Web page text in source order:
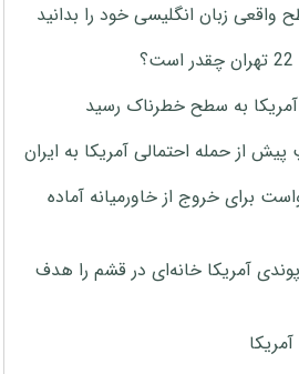
زبان انگلیسی خود را بدانید
به سطح خطرناک رسید
از حمله احتمالی آمریکا به ایران
برای خروج از خاورمیانه آماده
نیویورک‌تایمز: بمب ۲۰۰۰ پوندی آمریکا خانه‌ای در قشم را هدف